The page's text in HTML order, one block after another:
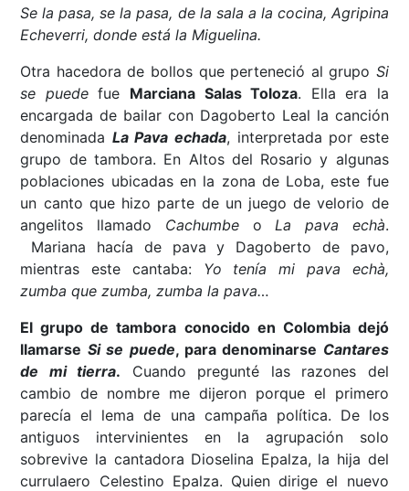
Se la pasa, se la pasa, de la sala a la cocina, Agripina
Echeverri, donde está la Miguelina.
Otra hacedora de bollos que perteneció al grupo Si
se puedefue Marciana Salas Toloza. Ella era la
encargada de bailar con Dagoberto Leal la canción
denominada La Pava echada, interpretada por este
grupo de tambora. En Altos del Rosario y algunas
poblaciones ubicadas en la zona de Loba, este fue
un canto que hizo parte de un juego de velorio de
angelitos llamado Cachumbe o La pava echà.
Mariana hacía de pava y Dagoberto de pavo,
mientras este cantaba:Yo tenía mi pava echà,
zumba que zumba, zumba la pava…
El grupo de tambora conocido en Colombia dejó
llamarse Si se puede, para denominarse Cantares
de mi tierra. Cuando pregunté las razones del
cambio de nombre me dijeron porque el primero
parecía el lema de una campaña política. De los
antiguos intervinientes en la agrupación solo
sobrevive la cantadora Dioselina Epalza, la hija del
currulaero Celestino Epalza. Quien dirige el nuevo